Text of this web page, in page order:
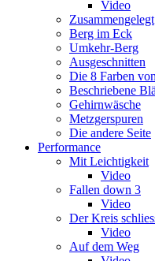
Video
Zusammengelegt
Berg im Eck
Umkehr-Berg
Ausgeschnitten
Die 8 Farben
Beschriebene
Gehirnwäsche
Metzgerspuren
Die andere Seite
Performance
Mit Leichtigkeit
Video
Fallen down 3
Video
Der Kreis
Video
Auf dem Weg